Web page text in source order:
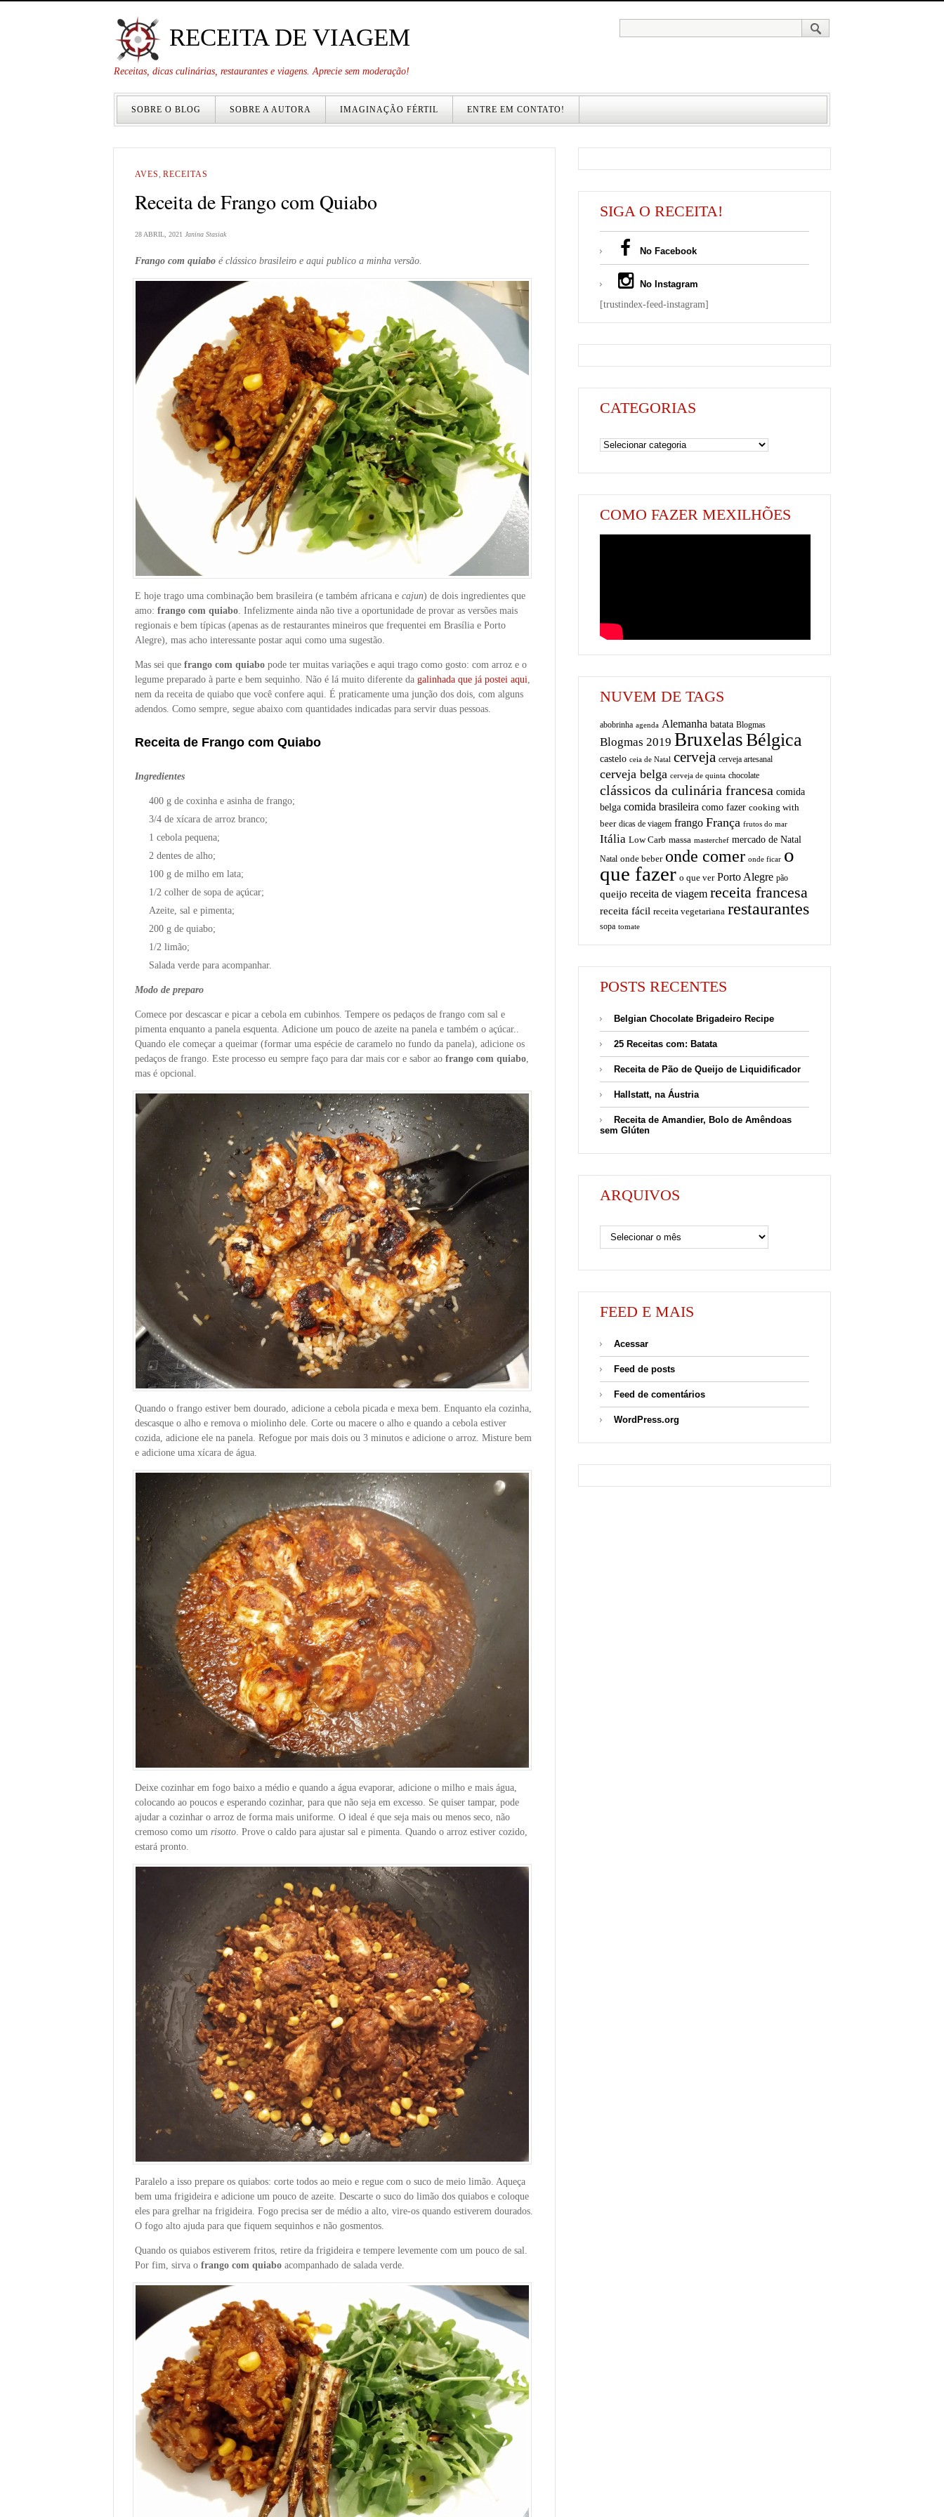
RECEITA DE VIAGEM
Receitas, dicas culinárias, restaurantes e viagens. Aprecie sem moderação!
SOBRE O BLOG SOBRE A AUTORA IMAGINAÇÃO FÉRTIL ENTRE EM CONTATO!
AVES, RECEITAS
Receita de Frango com Quiabo
28 ABRIL, 2021 Janina Stasiak
Frango com quiabo é clássico brasileiro e aqui publico a minha versão.
E hoje trago uma combinação bem brasileira (e também africana e cajun) de dois ingredientes que
amo: frango com quiabo . Infelizmente ainda não tive a oportunidade de provar as versões mais
regionais e bem típicas (apenas as de restaurantes mineiros que frequentei em Brasília e Porto
Alegre), mas acho interessante postar aqui como uma sugestão.
Mas sei que frango com quiabo pode ter muitas variações e aqui trago como gosto: com arroz e o
legume preparado à parte e bem sequinho. Não é lá muito diferente da galinhada que já postei aqui
nem da receita de quiabo que você confere aqui. É praticamente uma junção dos dois, com alguns
adendos. Como sempre, segue abaixo com quantidades indicadas para servir duas pessoas.
Receita de Frango com Quiabo
Ingredientes
400 g de coxinha e asinha de frango;
3/4 de xícara de arroz branco;
1 cebola pequena;
2 dentes de alho;
100 g de milho em lata;
1/2 colher de sopa de açúcar;
Azeite, sal e pimenta;
200 g de quiabo;
1/2 limão;
Salada verde para acompanhar.
Modo de preparo
Comece por descascar e picar a cebola em cubinhos. Tempere os pedaços de frango com sal e
pimenta enquanto a panela esquenta. Adicione um pouco de azeite na panela e também o açúcar..
Quando ele começar a queimar (formar uma espécie de caramelo no fundo da panela), adicione os
pedaços de frango. Este processo eu sempre faço para dar mais cor e sabor ao frango com quiabo
mas é opcional.
Quando o frango estiver bem dourado, adicione a cebola picada e mexa bem. Enquanto ela cozinha,
descasque o alho e remova o miolinho dele. Corte ou macere o alho e quando a cebola estiver
cozida, adicione ele na panela. Refogue por mais dois ou 3 minutos e adicione o arroz. Misture bem
e adicione uma xícara de água.
Deixe cozinhar em fogo baixo a médio e quando a água evaporar, adicione o milho e mais água,
colocando ao poucos e esperando cozinhar, para que não seja em excesso. Se quiser tampar, pode
ajudar a cozinhar o arroz de forma mais uniforme. O ideal é que seja mais ou menos seco, não
cremoso como um risotto . Prove o caldo para ajustar sal e pimenta. Quando o arroz estiver cozido,
estará pronto.
Paralelo a isso prepare os quiabos: corte todos ao meio e regue com o suco de meio limão. Aqueça
bem uma frigideira e adicione um pouco de azeite. Descarte o suco do limão dos quiabos e coloque
eles para grelhar na frigideira. Fogo precisa ser de médio a alto, vire-os quando estiverem dourados.
O fogo alto ajuda para que fiquem sequinhos e não gosmentos.
Quando os quiabos estiverem fritos, retire da frigideira e tempere levemente com um pouco de sal.
Por fim, sirva o frango com quiabo acompanhado de salada verde.
SIGA O RECEITA!
No Facebook
No Instagram
[trustindex-feed-instagram]
CATEGORIAS
COMO FAZER MEXILHÕES
NUVEM DE TAGS
abobrinha agenda Alemanha batata Blogmas
Blogmas 2019 BruxelasBélgica
castelo ceia de Natal cerveja cerveja artesanal
cerveja belga cerveja de quinta chocolate
clássicos da culinária francesa comida
belga comida brasileira como fazer cooking with
beer dicas de viagem frango França frutos do mar
Itália Low Carb massa masterchef mercado de Natal
Natal onde beber onde comer onde ficar o
que fazer o que ver Porto Alegre pão
queijo receita de viagem receita francesa
receita fácil receita vegetariana restaurantes
sopa tomate
POSTS RECENTES
Belgian Chocolate Brigadeiro Recipe
25 Receitas com: Batata
Receita de Pão de Queijo de Liquidificador
Hallstatt, na Áustria
Receita de Amandier, Bolo de Amêndoas
sem Glúten
ARQUIVOS
FEED E MAIS
Acessar
Feed de posts
Feed de comentários
WordPress.org